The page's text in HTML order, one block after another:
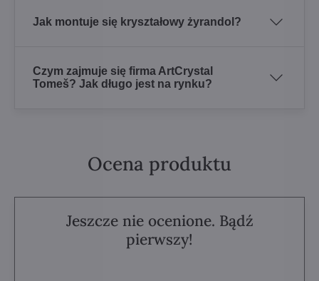
Jak montuje się kryształowy żyrandol?
Czym zajmuje się firma ArtCrystal
Tomeš? Jak długo jest na rynku?
Ocena produktu
Jeszcze nie ocenione. Bądź
pierwszy!